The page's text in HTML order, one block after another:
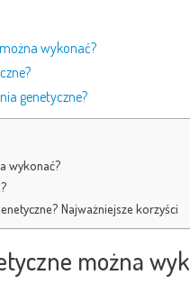
wykonać?
genetyczne?
wykonać?
Najważniejsze korzyści
można